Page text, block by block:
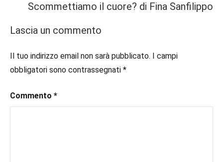
#bloggerlife,
#booklover,
#ebook
#inspiration,
#ioleggo,
piano
Recensioni
Scommettiamo il cuore? di Fina Sanfilippo
Lascia un commento
Il tuo indirizzo email non sarà pubblicato. I campi
obbligatori sono contrassegnati *
Commento *